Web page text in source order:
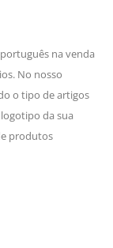
na venda
No nosso
o tipo de artigos
da sua
produtos